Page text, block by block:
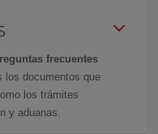
frecuentes
los documentos que
los trámites
y aduanas.